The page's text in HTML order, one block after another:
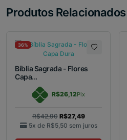
Produtos Relacionados
36%
Bíblia Sagrada - Flores
Capa...
R$26,12Pix
R$42,90 R$27,49
5x de R$5,50 sem juros